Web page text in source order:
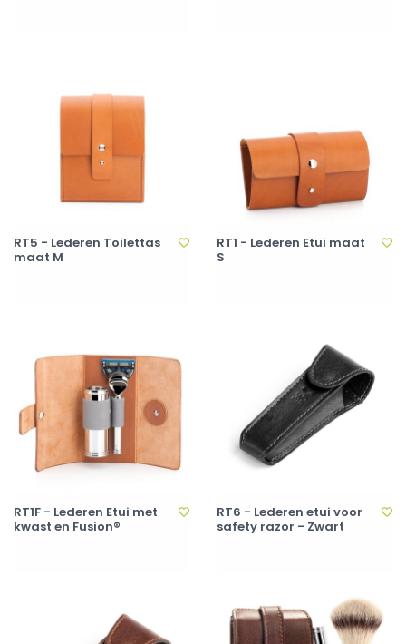
RT5 - Lederen Toilettas
maat M
RT1 - Lederen Etui maat
S
RT1F - Lederen Etui met
kwast en Fusion®
RT6 - Lederen etui voor
safety razor - Zwart